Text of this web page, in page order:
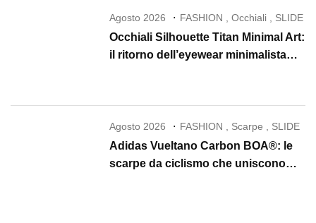
Agosto 2026 FASHION ,Occhiali SLIDE
Occhiali Silhouette Titan Minimal Art:
il ritorno dell’eyewear minimalista
Agosto 2026 FASHION , Scarpe , SLIDE
Adidas Vueltano Carbon BOA®: le
scarpe da ciclismo che uniscono